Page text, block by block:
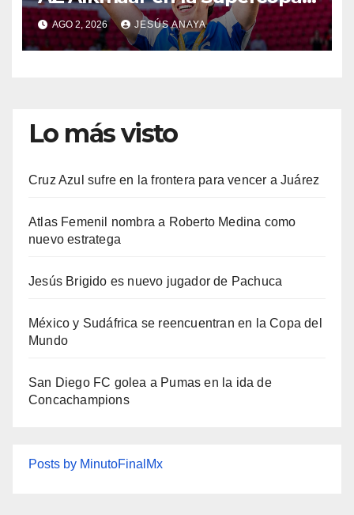
de Países Bajos
AGO 2, 2026 JESÚS ANAYA
Lo más visto
Cruz Azul sufre en la frontera para vencer a Juárez
Atlas Femenil nombra a Roberto Medina como
nuevo estratega
Jesús Brigido es nuevo jugador de Pachuca
México y Sudáfrica se reencuentran en la Copa del
Mundo
San Diego FC golea a Pumas en la ida de
Concachampions
Posts by MinutoFinalMx